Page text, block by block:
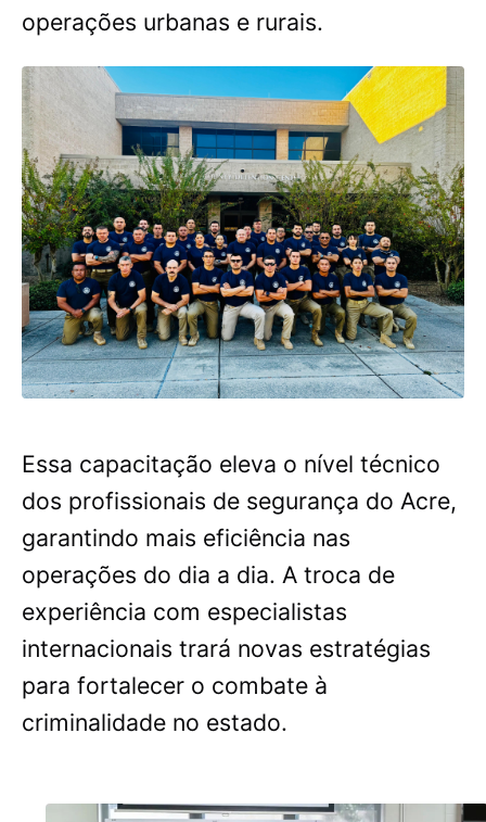
operações urbanas e rurais.
Essa capacitação eleva o nível técnico
dos profissionais de segurança do Acre,
garantindo mais eficiência nas
operações do dia a dia. A troca de
experiência com especialistas
internacionais trará novas estratégias
para fortalecer o combate à
criminalidade no estado.